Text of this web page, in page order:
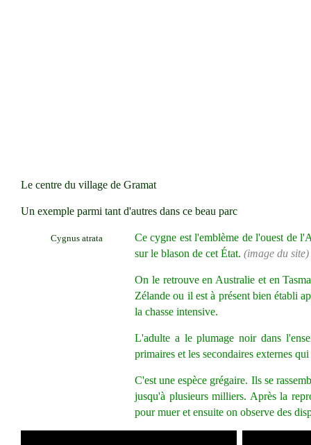
Le centre du village de Gramat
Un exemple parmi tant d'autres dans ce beau parc
Cygnus atrata
Ce cygne est l'emblème de l'ouest de
sur le blason de cet État. (image du site)
On le retrouve en Australie et en
Zélande ou il est à présent bien établi
la chasse intensive.
L'adulte a le plumage noir dans
primaires et les secondaires externes
C'est une espèce grégaire. Ils se
jusqu'à plusieurs milliers. Après la
pour muer et ensuite on observe des